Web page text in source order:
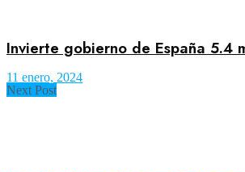
Invierte gobierno de España 5.4
11 enero, 2024
Next Post